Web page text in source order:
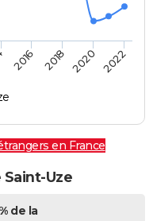
2016 2018 2020 2022
en France
Uze
de la